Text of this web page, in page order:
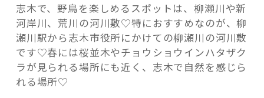
志木で、野鳥を楽しめるスポットは、柳瀬川や新
河岸川、荒川の河川敷♡特におすすめなのが、柳
瀬川駅から志木市役所にかけての柳瀬川の河川敷
です♡春には桜並木やチョウショウインハタザク
ラが見られる場所にも近く、志木で自然を感じら
れる場所♡